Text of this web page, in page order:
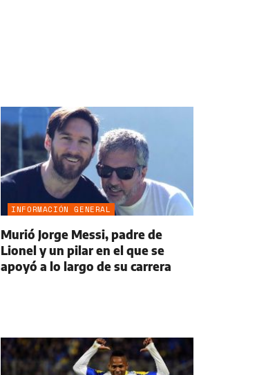
INFORMACIÓN GENERAL
Murió Jorge Messi, padre de
Lionel y un pilar en el que se
apoyó a lo largo de su carrera